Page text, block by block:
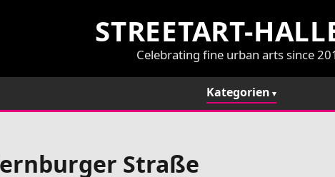
STREETART-
Celebrating fine urban arts since
Kategorien
Straße